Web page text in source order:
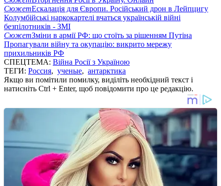
СюжетЕскалація для Європи. Російський дрон в Лейпцигу
Колумбійські наркокартелі вчаться українській війні
безпілотників - ЗМІ
СюжетЗміни в армії РФ: що стоїть за рішенням Путіна
Пропагували війну та окупацію: викрито мережу
прихильників РФ
СПЕЦТЕМА: Війна Росії з Україною
ТЕГИ: Россия, ученые, антарктика
Якщо ви помітили помилку, виділіть необхідний текст і
натисніть Ctrl + Enter, щоб повідомити про це редакцію.